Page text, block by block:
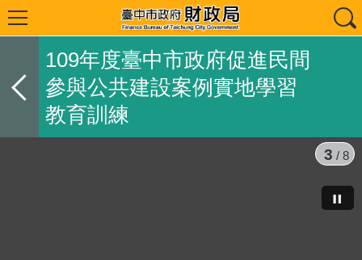
109年度臺中市政府促進民間
參與公共建設案例實地學習
教育訓練
3 / 8